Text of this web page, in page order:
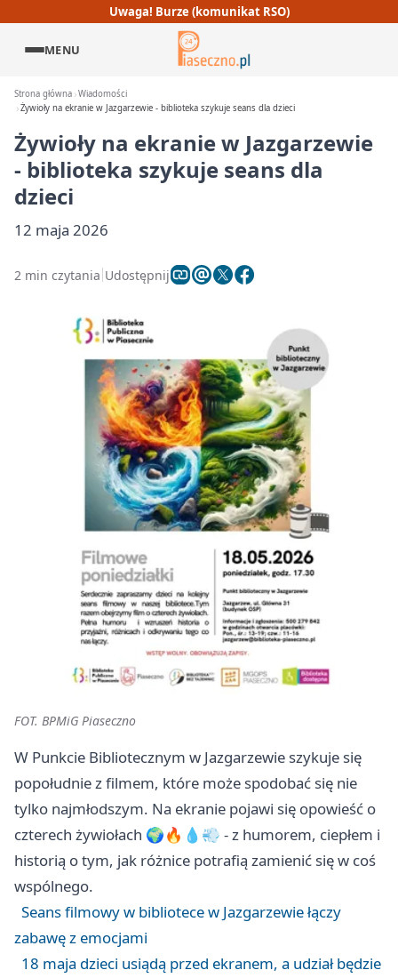
Uwaga! Burze (komunikat RSO)
MENU
Strona główna Wiadomości
Żywioły na ekranie w Jazgarzewie - biblioteka szykuje seans dla dzieci
Żywioły na ekranie w Jazgarzewie
- biblioteka szykuje seans dla
dzieci
12 maja 2026
2 min czytania Udostępnij
FOT. BPMiG Piaseczno
W Punkcie Bibliotecznym w Jazgarzewie szykuje się
popołudnie z filmem, które może spodobać się nie
tylko najmłodszym. Na ekranie pojawi się opowieść o
czterech żywiołach 🌍🔥💧💨 - z humorem, ciepłem i
historią o tym, jak różnice potrafią zamienić się w coś
wspólnego.
Seans filmowy w bibliotece w Jazgarzewie łączy
zabawę z emocjami
18 maja dzieci usiądą przed ekranem, a udział będzie